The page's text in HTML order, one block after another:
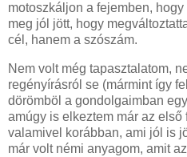
motoszkáljon a fejemben, hogy
meg jól jött, hogy
cél, hanem a szószám.
Nem volt még tapasztalatom,
regényírásról se (mármint így
dörömböl a gondolgaimban
amúgy is elkeztem már az
valamivel korábban, ami jól is
már volt némi anyagom, amit